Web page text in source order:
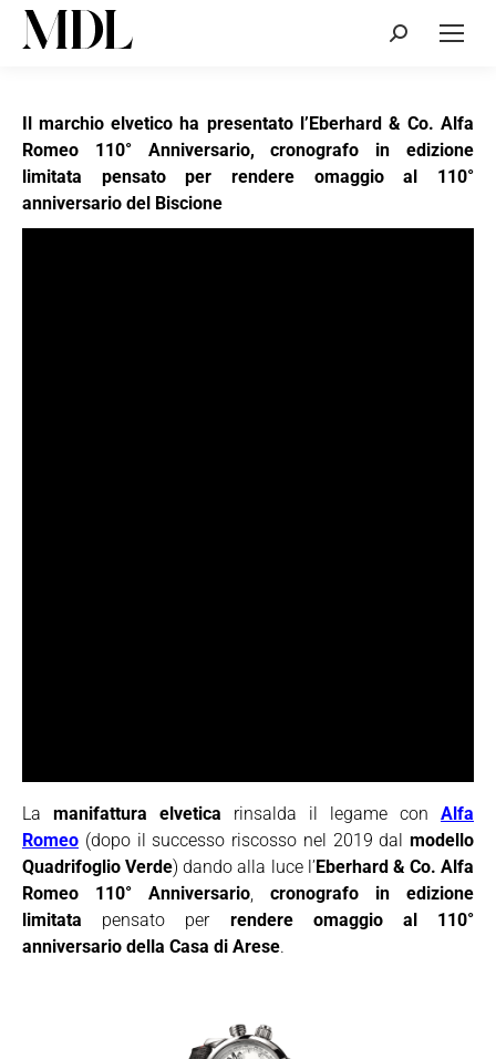
Cerca:
Il marchio elvetico ha presentato l’Eberhard & Co. Alfa
Romeo 110° Anniversario, cronografo in edizione
limitata pensato per rendere omaggio al 110°
anniversario del Biscione
La manifattura elvetica rinsalda il legame con Alfa
Romeo (dopo il successo riscosso nel 2019 dal modello
Quadrifoglio Verde) dando alla luce l’Eberhard & Co. Alfa
Romeo 110° Anniversario, cronografo in edizione
limitata pensato per rendere omaggio al 110°
anniversario della Casa di Arese.